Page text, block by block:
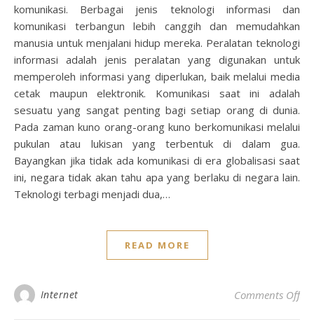
komunikasi. Berbagai jenis teknologi informasi dan
komunikasi terbangun lebih canggih dan memudahkan
manusia untuk menjalani hidup mereka. Peralatan teknologi
informasi adalah jenis peralatan yang digunakan untuk
memperoleh informasi yang diperlukan, baik melalui media
cetak maupun elektronik. Komunikasi saat ini adalah
sesuatu yang sangat penting bagi setiap orang di dunia.
Pada zaman kuno orang-orang kuno berkomunikasi melalui
pukulan atau lukisan yang terbentuk di dalam gua.
Bayangkan jika tidak ada komunikasi di era globalisasi saat
ini, negara tidak akan tahu apa yang berlaku di negara lain.
Teknologi terbagi menjadi dua,…
READ MORE
Internet Comments Offon